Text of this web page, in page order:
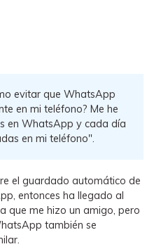
Wutsapper)
de WhatsApp y
App
del teléfono, de
entre dispositivos
evitar que WhatsApp
en mi teléfono? Me he
en WhatsApp y cada día
en mi teléfono".
el guardado automático de
entonces ha llegado al
que me hizo un amigo, pero
también se